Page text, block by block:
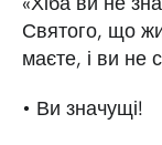
Святого, що
маєте, і ви не
• Ви значущі!